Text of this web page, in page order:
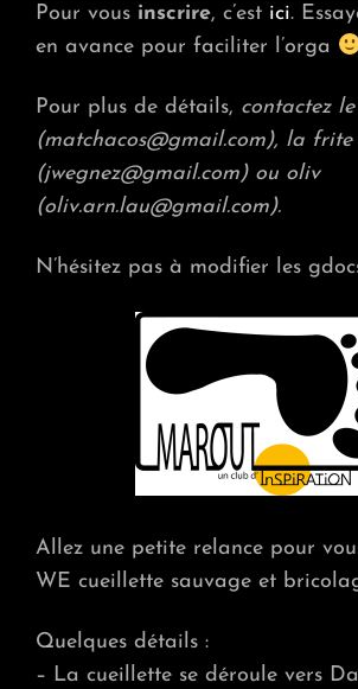
Pour vous inscrire, c’est ici.
en avance pour faciliter l’orga
Pour plus de détails, contactez
(matchacos@gmail.com), la frite
(jwegnez@gmail.com) ou oliv
(oliv.arn.lau@gmail.com).
N’hésitez pas à modifier les
Allez une petite relance pour
WE cueillette sauvage et
Quelques détails :
– La cueillette se déroule vers